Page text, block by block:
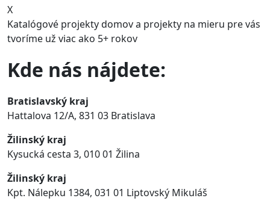
X
Katalógové projekty domov a projekty na mieru pre vás
tvoríme už viac ako 5+ rokov
Kde nás nájdete:
Bratislavský kraj
Hattalova 12/A, 831 03 Bratislava
Žilinský kraj
Kysucká cesta 3, 010 01 Žilina
Žilinský kraj
Kpt. Nálepku 1384, 031 01 Liptovský Mikuláš